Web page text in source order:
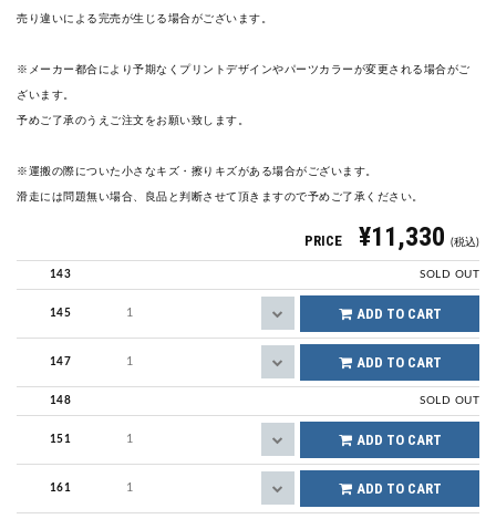
売り違いによる完売が生じる場合がございます。
※メーカー都合により予期なくプリントデザインやパーツカラーが変更される場合がご
ざいます。
予めご了承のうえご注文をお願い致します。
※運搬の際についた小さなキズ・擦りキズがある場合がございます。
滑走には問題無い場合、良品と判断させて頂きますので予めご了承ください。
PRICE ¥11,330 (税込)
143 SOLD OUT
145 ADD TO CART
147 ADD TO CART
148 SOLD OUT
151 ADD TO CART
161 ADD TO CART